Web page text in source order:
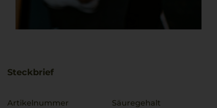
Steckbrief
Artikelnummer
Säuregehalt